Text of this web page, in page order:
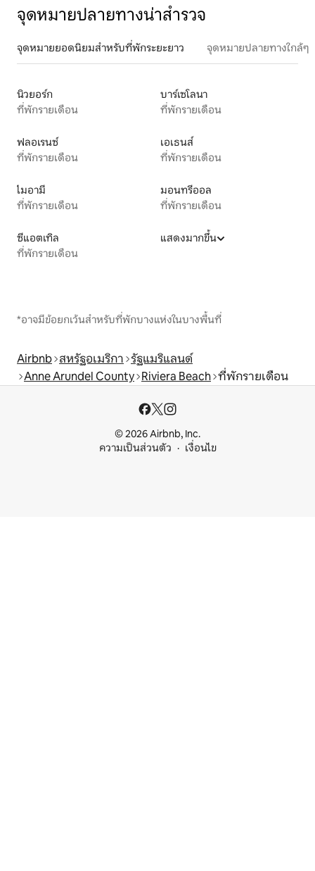
จุดหมายปลายทางน่าสำรวจ
จุดหมายยอดนิยมสำหรับที่พักระยะยาว จุดหมายปลายทางใกล้ๆ
นิวยอร์ก
ที่พักรายเดือน
บาร์เซโลนา
ที่พักรายเดือน
ฟลอเรนซ์
ที่พักรายเดือน
เอเธนส์
ที่พักรายเดือน
ไมอามี
ที่พักรายเดือน
มอนทรีออล
ที่พักรายเดือน
ซีแอตเทิล
ที่พักรายเดือน
แสดงมากขึ้น
*อาจมีข้อยกเว้นสำหรับที่พักบางแห่งในบางพื้นที่
Airbnb สหรัฐอเมริกา รัฐแมริแลนด์
Anne Arundel County Riviera Beach ที่พักรายเดือน
© 2026 Airbnb, Inc.
ความเป็นส่วนตัว
เงื่อนไข